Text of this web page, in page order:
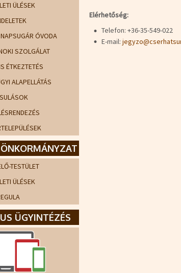
ÜLÉSEK
ÓVODA
SZOLGÁLAT
ÉTKEZTETÉS
ALAPELLÁTÁS
TESTÜLET
ÜLÉSEK
ÜGYINTÉZÉS
Elérhetőség:
Telefon: +36-35-549-022
E-mail: